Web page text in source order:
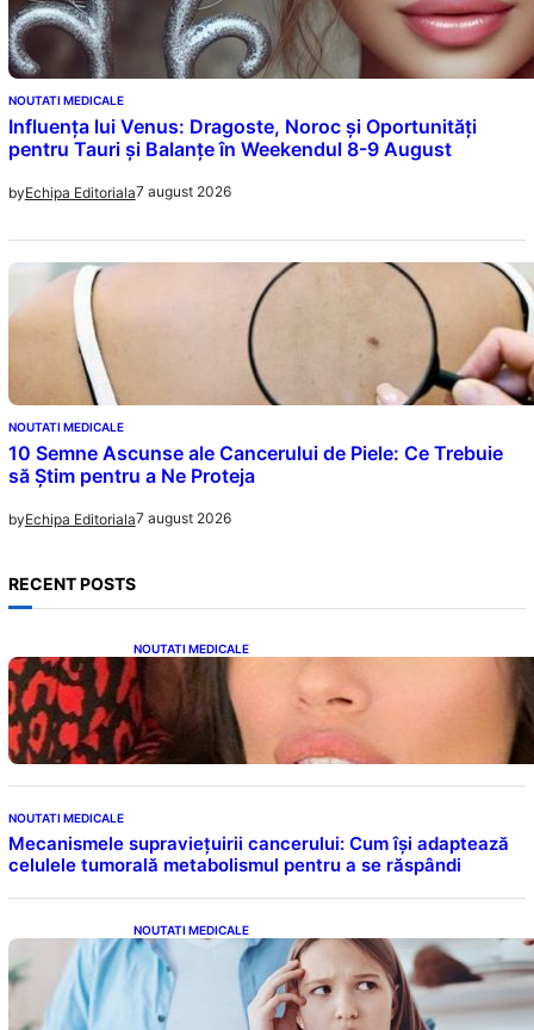
NOUTATI MEDICALE
Influența lui Venus: Dragoste, Noroc și Oportunități
pentru Tauri și Balanțe în Weekendul 8-9 August
byEchipa Editoriala7 august 2026
NOUTATI MEDICALE
10 Semne Ascunse ale Cancerului de Piele: Ce Trebuie
să Știm pentru a Ne Proteja
byEchipa Editoriala7 august 2026
RECENT POSTS
NOUTATI MEDICALE
Alina Pușcău și Lupta cu Metastaza: O
Poveste de Curaj și Inspirație
NOUTATI MEDICALE
Mecanismele supraviețuirii cancerului: Cum își adaptează
celulele tumorală metabolismul pentru a se răspândi
NOUTATI MEDICALE
Impactul Cuvintelor: Cele 7 Fraze Pe Care
Părinții Ar Trebui Să Le Evite Cu Primul
Născut